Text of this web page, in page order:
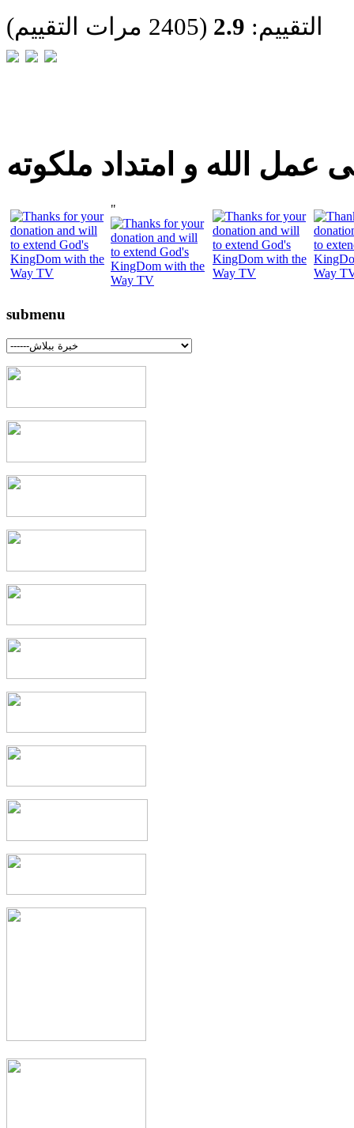
التقييم: 2.9 (2405 مرات التقييم)
عمل الله و امتداد ملكوته
"
submenu